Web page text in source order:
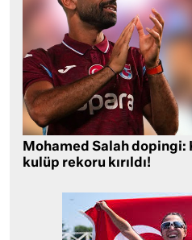
Mohamed Salah dopingi:
kulüp rekoru kırıldı!